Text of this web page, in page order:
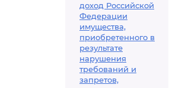
доход Российской
Федерации
имущества,
приобретенного в
результате
нарушения
требований и
запретов,